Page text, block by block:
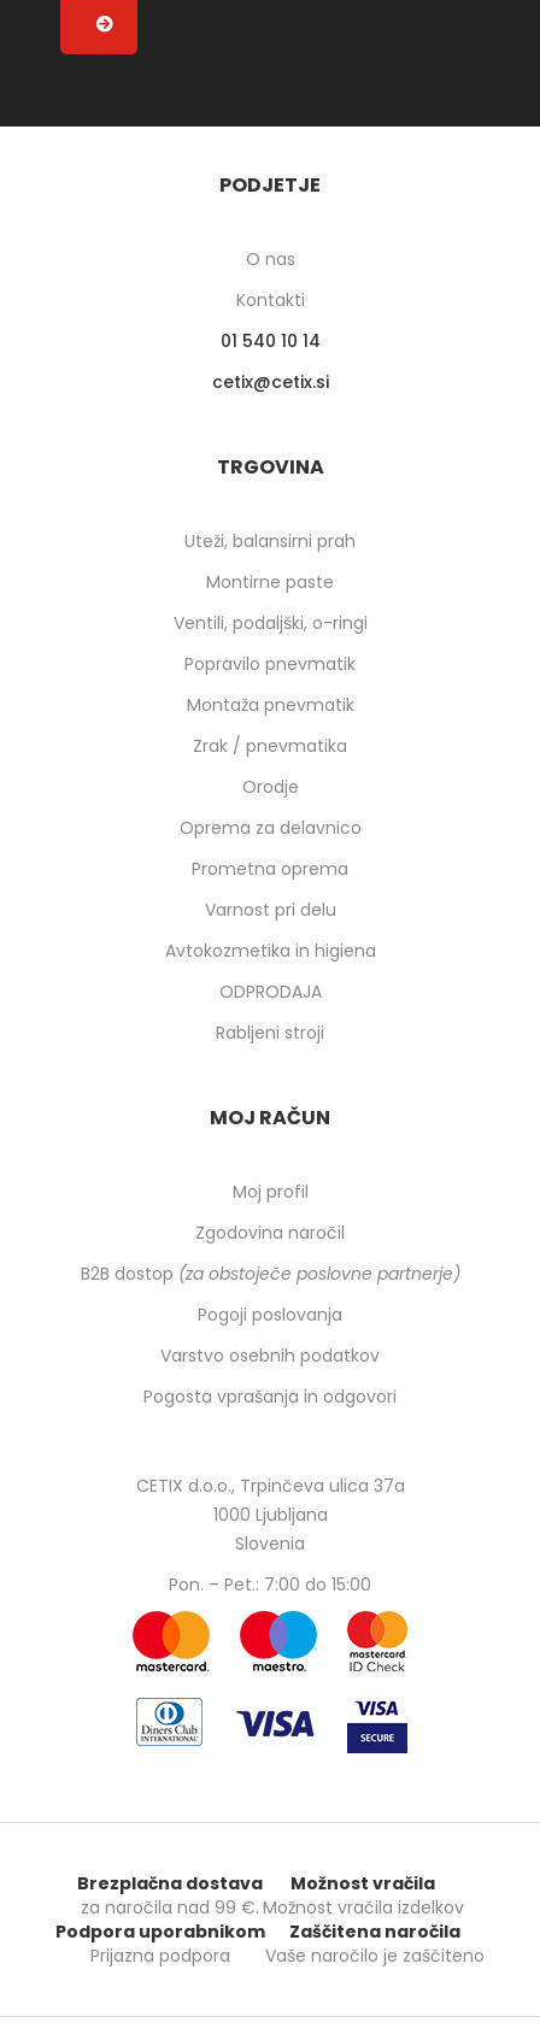
PODJETJE
O nas
Kontakti
01 540 10 14
cetix
cetix.si
TRGOVINA
Uteži, balansirni prah
Montirne paste
Ventili, podaljški, o-ringi
Popravilo pnevmatik
Montaža pnevmatik
Zrak / pnevmatika
Orodje
Oprema za delavnico
Prometna oprema
Varnost pri delu
Avtokozmetika in higiena
ODPRODAJA
Rabljeni stroji
MOJ RAČUN
Moj profil
Zgodovina naročil
B2B dostop (za obstoječe poslovne partnerje)
Pogoji poslovanja
Varstvo osebnih podatkov
Pogosta vprašanja in odgovori
CETIX d.o.o., Trpinčeva ulica 37a
1000 Ljubljana
Slovenia
Pon. – Pet.: 7:00 do 15:00
Brezplačna dostava
za naročila nad 99 €.
Možnost vračila
Možnost vračila izdelkov
Podpora uporabnikom
Prijazna podpora
Zaščitena naročila
Vaše naročilo je zaščiteno